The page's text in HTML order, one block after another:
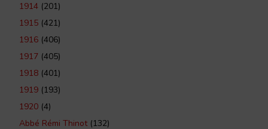
1914 (201)
1915 (421)
1916 (406)
1917 (405)
1918 (401)
1919 (193)
1920 (4)
Abbé Rémi Thinot(132)